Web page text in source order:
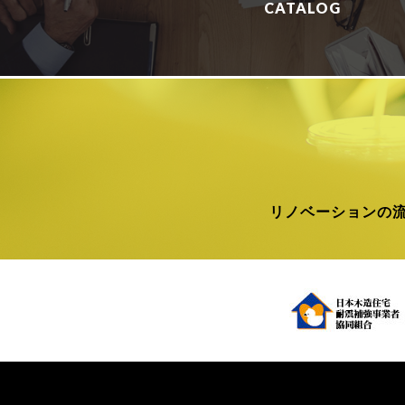
CATALOG
リノベーションの